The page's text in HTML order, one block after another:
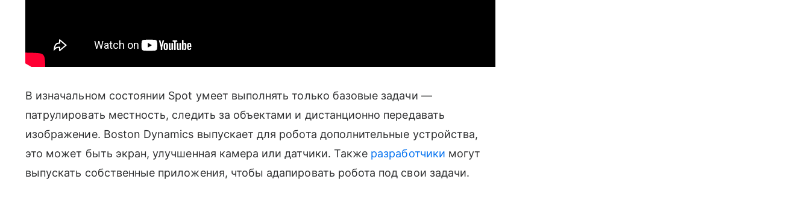
В изначальном состоянии Spot умеет выполнять только базовые задачи —
патрулировать местность, следить за объектами и дистанционно передавать
изображение. Boston Dynamics выпускает для робота дополнительные устройства,
это может быть экран, улучшенная камера или датчики. Также разработчики могут
выпускать собственные приложения, чтобы адапировать робота под свои задачи.